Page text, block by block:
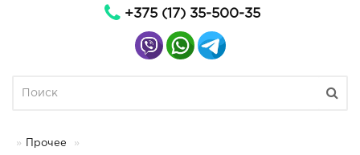
+375 (17) 35-500-35
Прочее